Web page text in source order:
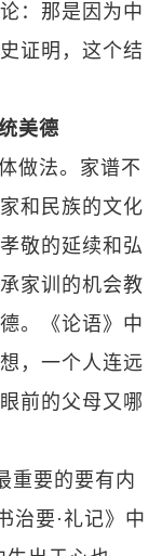
：那是因为中
证明，这个结
美德
做法。家谱不
和民族的文化
敬的延续和弘
家训的机会教
。《论语》中
，一个人连远
前的父母又哪
重要的要有内
治要·礼记》中